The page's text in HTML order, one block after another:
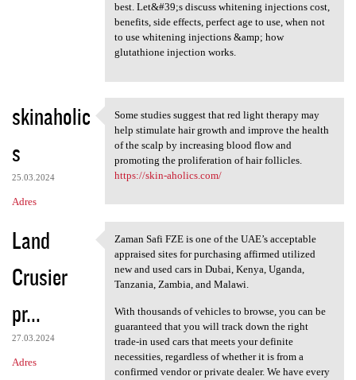
best. Let&#39;s discuss whitening injections cost,
benefits, side effects, perfect age to use, when not
to use whitening injections &amp; how
glutathione injection works.
skinaholic
s
25.03.2024
Adres
Some studies suggest that red
Some studies suggest that red light therapy may
help stimulate hair growth and improve the health
of the scalp by increasing blood flow and
promoting the proliferation of hair follicles.
https://skin-aholics.com/
Land
Crusier
pr...
27.03.2024
Adres
Zaman Safi FZE is one of the
Zaman Safi FZE is one of the UAE’s acceptable
appraised sites for purchasing affirmed utilized
new and used cars in Dubai, Kenya, Uganda,
Tanzania, Zambia, and Malawi.
With thousands of vehicles to browse, you can be
guaranteed that you will track down the right
trade-in used cars that meets your definite
necessities, regardless of whether it is from a
confirmed vendor or private dealer. We have every